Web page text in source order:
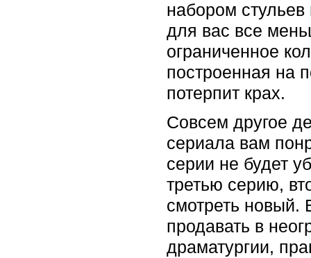
набором
для вас все
ограниченное
построенная на
потерпит крах.
Совсем другое
сериала вам
серии не будет
третью серию,
смотреть новый.
продавать в
драматургии,